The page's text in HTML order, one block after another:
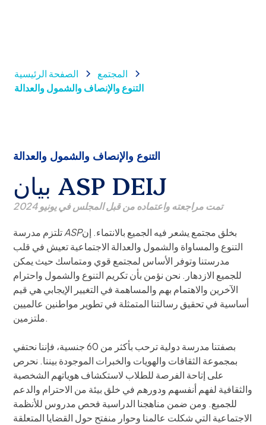
الصفحة الرئيسية
المجتمع
التنوع والإنصاف والشمول والعدالة
التنوع والإنصاف والشمول والعدالة
بيان ASP DEIJ
تمت مراجعته واعتماده من قبل المجلس في يونيو 2024
ASPبخلق مجتمع يشعر فيه الجميع بالانتماء. إن
التنوع والمساواة والشمول والعدالة الاجتماعية تعيش في قلب
مدرستنا وتوفر الأساس لمجتمع قوي ومتماسك حيث يمكن
للجميع الازدهار. نحن نؤمن بأن تكريم التنوع والشمول واحترام
الآخرين والاهتمام بهم والمساهمة في التغيير الإيجابي هي قيم
أساسية في تحقيق رسالتنا المتمثلة في تطوير مواطنين عالميين
ملتزمين.
بصفتنا مدرسة دولية ترحب بأكثر من 60 جنسية، فإننا نحتفي
بمجموعة الثقافات والهويات والخبرات الموجودة بيننا. نحرص
على إتاحة الفرصة للطلاب لاستكشاف هوياتهم الشخصية
والثقافية لفهم أنفسهم ودورهم في خلق بيئة من الاحترام والدعم
للجميع. ومن ضمن مناهجنا الدراسية فحص مدروس للأنظمة
الاجتماعية التي شكلت عالمنا وحوار منفتح حول القضايا المتعلقة